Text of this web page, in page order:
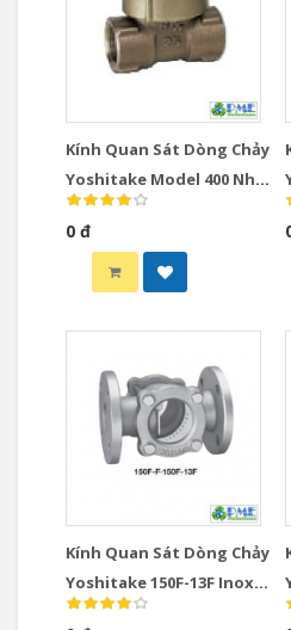
Kính Quan Sát Dòng Chảy
Yoshitake Model 400 Nhật
Bản DN10-DN25 Spinner
Type
0 đ
Kính Quan Sát Dòng Chảy
Yoshitake 150F-13F Inox
Nhật Bản DN15-DN100